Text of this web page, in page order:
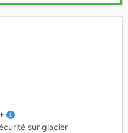
sur glacier